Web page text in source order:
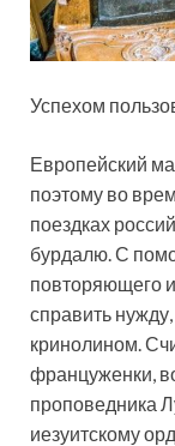
Успехом
Европейский
поэтому во
поездках
бурдалю. С
повторяющего
справить
кринолином.
француженки,
проповедника
иезуитскому